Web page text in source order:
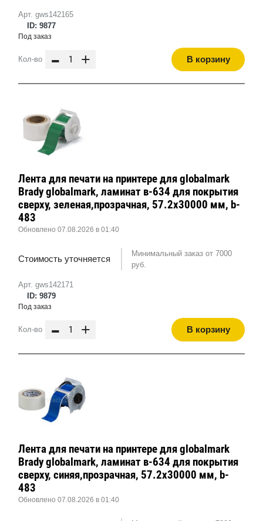
Арт. gws142165
ID: 9877
Под заказ
Кол-во - + В корзину
Арт. gws142171
ID: 9879
Лента для печати на принтере для globalmark
Brady globalmark, ламинат в-634 для покрытия
сверху, зеленая,прозрачная, 57.2x30000 мм, b-
483
Обновлено 07.08.2026 в 01:40
Стоимость уточняется
Минимальный заказ от 7000
руб.
Под заказ
Кол-во - + В корзину
Лента для печати на принтере для globalmark
Brady globalmark, ламинат в-634 для покрытия
сверху, синяя,прозрачная, 57.2x30000 мм, b-
483
Обновлено 07.08.2026 в 01:40